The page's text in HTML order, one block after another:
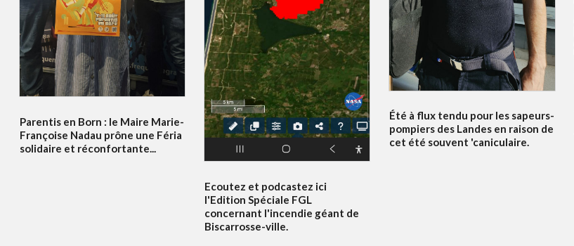
Parentis en Born : le Maire Marie-
Françoise Nadau prône une Féria
solidaire et réconfortante...
Ecoutez et podcastez ici
l'Edition Spéciale FGL
concernant l'incendie géant de
Biscarrosse-ville.
Été à flux tendu pour les sapeurs-
pompiers des Landes en raison de
cet été souvent 'caniculaire.